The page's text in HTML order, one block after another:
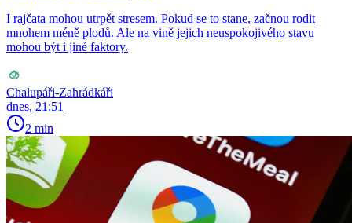
I rajčata mohou utrpět stresem. Pokud se to stane, začnou rodit
mnohem méně plodů. Ale na vině jejich neuspokojivého stavu
mohou být i jiné faktory.
Chalupáři-Zahrádkáři
dnes, 21:51
2 min